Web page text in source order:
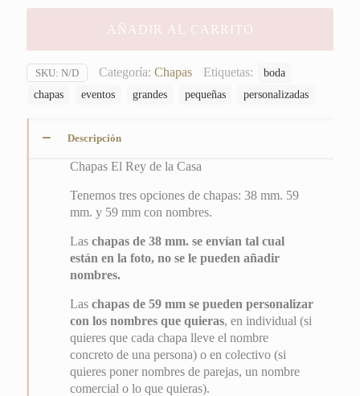
de
la
AÑADIR AL CARRITO
SKU: N/D Categoría: Chapas Etiquetas:
boda
chapas
eventos grandes pequeñas personalizadas
Descripción
Chapas El Rey de la Casa
Tenemos tres opciones de chapas: 38 mm. 59
mm. y 59 mm con nombres.
Laschapas de 38 mm. se envían tal cual
están en la foto, no se le pueden añadir
nombres.
Laschapas de 59 mm se pueden personalizar
con los nombres que quieras, en individual (si
quieres que cada chapa lleve el nombre
concreto de una persona) o en colectivo (si
quieres poner nombres de parejas, un nombre
comercial o lo que quieras).